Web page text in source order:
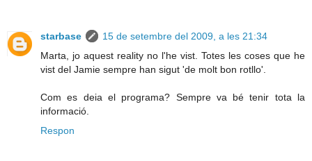
starbase
15 de setembre del 2009, a les 21:34
Marta, jo aquest reality no l'he vist. Totes les coses que he
vist del Jamie sempre han sigut 'de molt bon rotllo'.
Com es deia el programa? Sempre va bé tenir tota la
informació.
Respon